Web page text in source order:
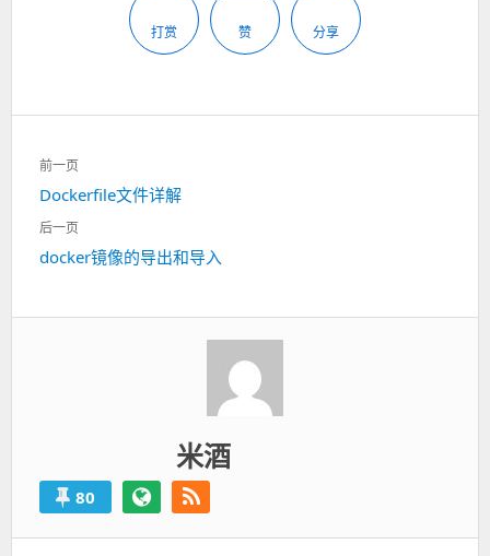
打赏 赞 分享
文
章
导
航
前一页
上
一
Dockerfile文件详解
后一页
下
docker镜像的导出和导入
米酒
80